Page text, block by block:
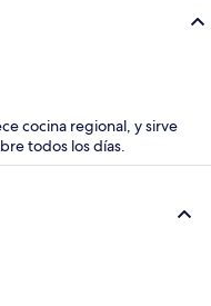
cocina regional, y sirve
todos los días.